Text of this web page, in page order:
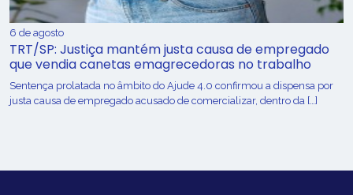
6 de agosto
TRT/SP: Justiça mantém justa causa de empregado
que vendia canetas emagrecedoras no trabalho
Sentença prolatada no âmbito do Ajude 4.0 confirmou a dispensa por
justa causa de empregado acusado de comercializar, dentro da […]